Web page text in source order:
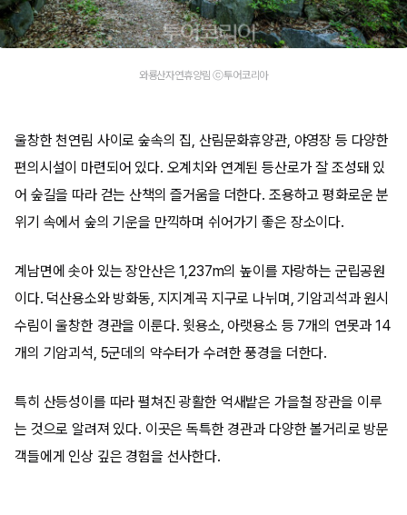
와룡산자연휴양림 ⓒ투어코리아
울창한 천연림 사이로 숲속의 집, 산림문화휴양관, 야영장 등 다양한
편의시설이 마련되어 있다. 오계치와 연계된 등산로가 잘 조성돼 있
어 숲길을 따라 걷는 산책의 즐거움을 더한다. 조용하고 평화로운 분
위기 속에서 숲의 기운을 만끽하며 쉬어가기 좋은 장소이다.
계남면에 솟아 있는 장안산은 1,237m의 높이를 자랑하는 군립공원
이다. 덕산용소와 방화동, 지지계곡 지구로 나뉘며, 기암괴석과 원시
수림이 울창한 경관을 이룬다. 윗용소, 아랫용소 등 7개의 연못과 14
개의 기암괴석, 5군데의 약수터가 수려한 풍경을 더한다.
특히 산등성이를 따라 펼쳐진 광활한 억새밭은 가을철 장관을 이루
는 것으로 알려져 있다. 이곳은 독특한 경관과 다양한 볼거리로 방문
객들에게 인상 깊은 경험을 선사한다.